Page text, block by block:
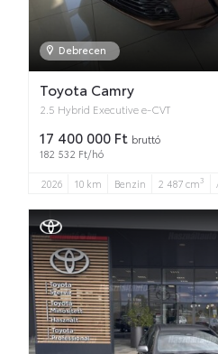
Debrecen
Toyota Camry
2.5 Hybrid Executive e-CVT
17 400 000 Ft bruttó
182 532 Ft/hó
2026 10 km Benzin 2 487 cm3